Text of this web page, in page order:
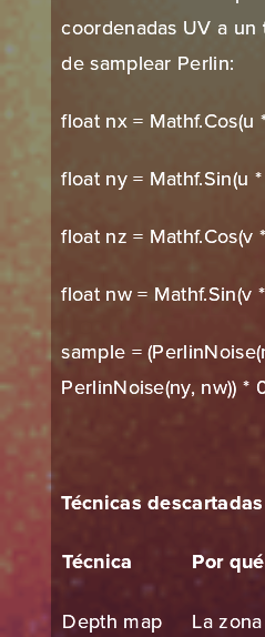
coordenadas UV a un
de samplear Perlin:
float nx = Mathf.Cos(u
float ny = Mathf.Sin(u
float nz = Mathf.Cos(v
float nw = Mathf.Sin(v
sample =
PerlinNoise(ny, nw)) *
Técnicas
Técnica Por
Depth map
La